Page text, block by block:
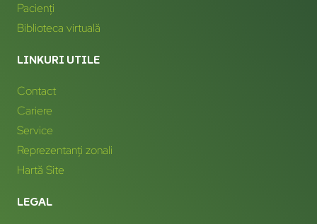
Pacienți
Biblioteca virtuală
LINKURI UTILE
Contact
Cariere
Service
Reprezentanți zonali
Hartă Site
LEGAL